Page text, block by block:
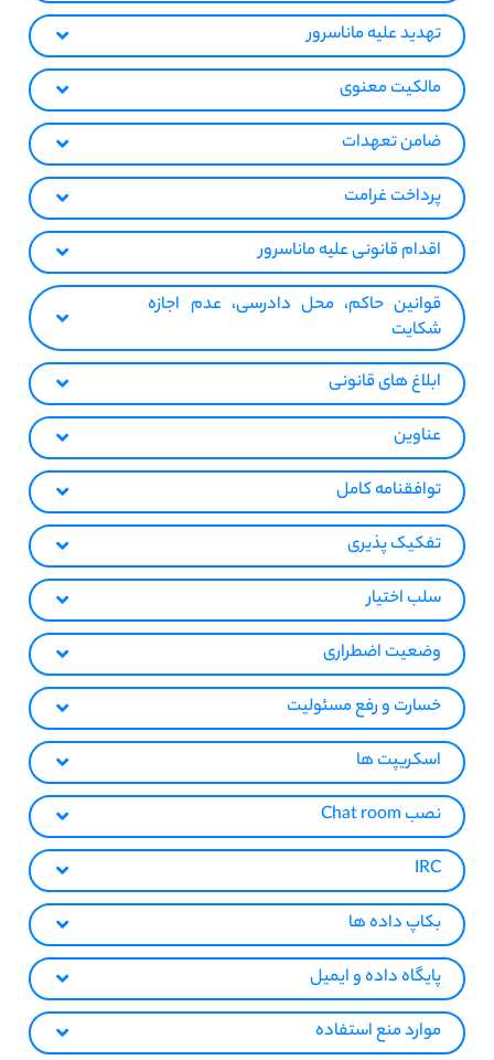
تهدید علیه ماناسرور
مالکیت معنوی
ضامن تعهدات
پرداخت غرامت
اقدام قانونی علیه ماناسرور
قوانین حاکم، محل دادرسی، عدم اجازه
شکایت
ابلاغ های قانونی
عناوین
توافقنامه کامل
تفکیک‌ پذیری
سلب اختیار
وضعیت اضطراری
خسارت و رفع مسئولیت
اسکریپت ها
نصب Chat room
IRC
بکاپ داده ها
پایگاه داده و ایمیل
موارد منع استفاده